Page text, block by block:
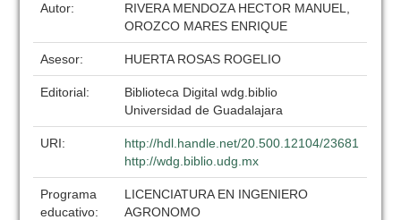
Autor:
RIVERA MENDOZA HECTOR MANUEL,
OROZCO MARES ENRIQUE
Asesor: HUERTA ROSAS ROGELIO
Editorial:
Biblioteca Digital wdg.biblio
Universidad de Guadalajara
URI:
http://hdl.handle.net/20.500.12104/23681
http://wdg.biblio.udg.mx
Programa
educativo:
LICENCIATURA EN INGENIERO
AGRONOMO